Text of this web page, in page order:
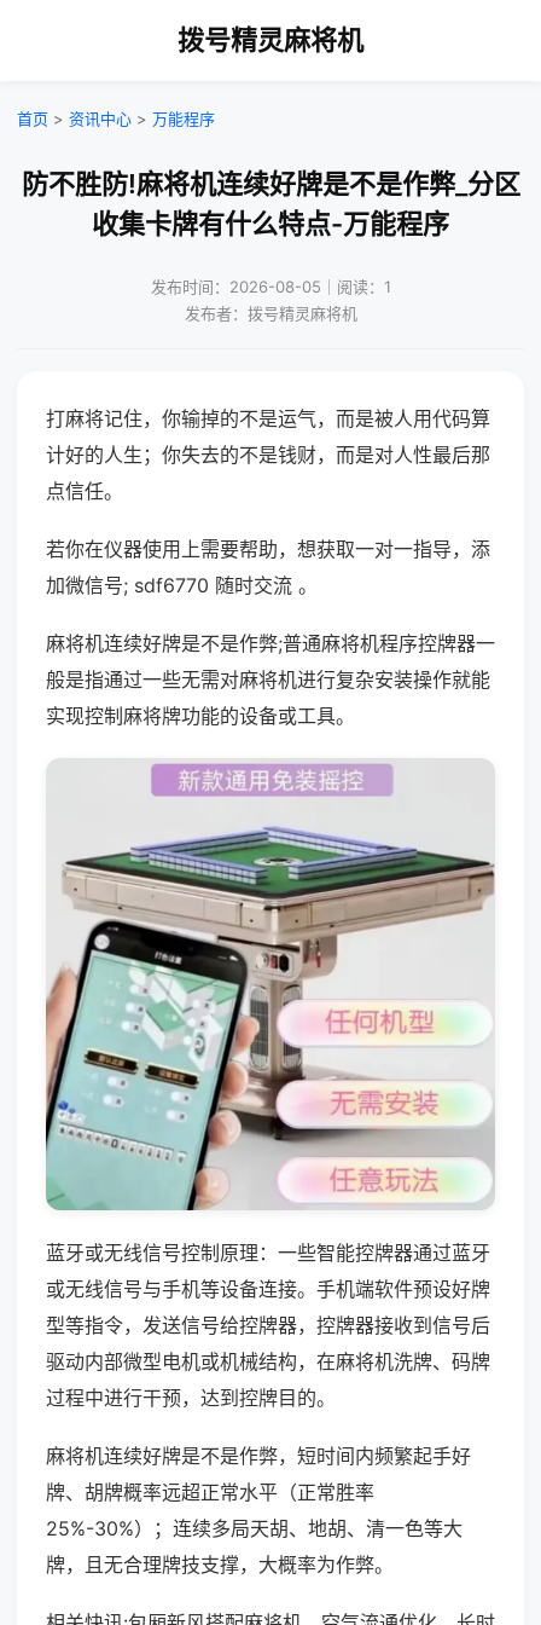
拨号精灵麻将机
首页 > 资讯中心 > 万能程序
防不胜防!麻将机连续好牌是不是作弊_分区
收集卡牌有什么特点-万能程序
发布时间：2026-08-05｜阅读：1
发布者：拨号精灵麻将机
打麻将记住，你输掉的不是运气，而是被人用代码算
计好的人生；你失去的不是钱财，而是对人性最后那
点信任。
若你在仪器使用上需要帮助，想获取一对一指导，添
加微信号; sdf6770 随时交流 。
麻将机连续好牌是不是作弊;普通麻将机程序控牌器一
般是指通过一些无需对麻将机进行复杂安装操作就能
实现控制麻将牌功能的设备或工具。
蓝牙或无线信号控制原理：一些智能控牌器通过蓝牙
或无线信号与手机等设备连接。手机端软件预设好牌
型等指令，发送信号给控牌器，控牌器接收到信号后
驱动内部微型电机或机械结构，在麻将机洗牌、码牌
过程中进行干预，达到控牌目的。
麻将机连续好牌是不是作弊，短时间内频繁起手好
牌、胡牌概率远超正常水平（正常胜率
25%-30%）；连续多局天胡、地胡、清一色等大
牌，且无合理牌技支撑，大概率为作弊。